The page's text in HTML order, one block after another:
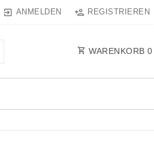
ANMELDEN REGISTRIEREN
WARENKORB 0